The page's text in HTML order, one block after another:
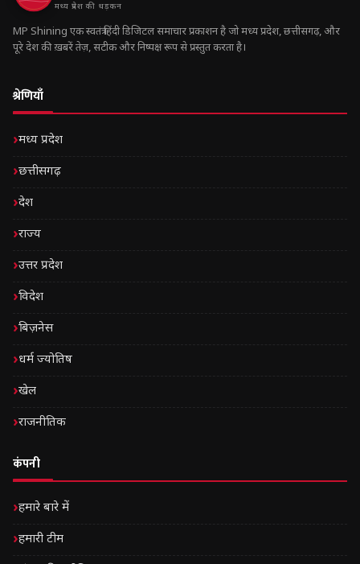
मध्य प्रदेश की धड़कन
MP Shining एक स्वतंत्र हिंदी डिजिटल समाचार प्रकाशन है जो मध्य प्रदेश, छत्तीसगढ़, और
पूरे देश की ख़बरें तेज़, सटीक और निष्पक्ष रूप से प्रस्तुत करता है।
श्रेणियाँ
मध्य प्रदेश
छत्तीसगढ़
देश
राज्य
उत्तर प्रदेश
विदेश
बिज़नेस
धर्म ज्योतिष
खेल
राजनीतिक
कंपनी
हमारे बारे में
हमारी टीम